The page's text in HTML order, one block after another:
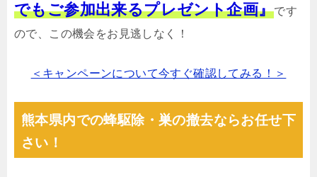
でもご参加出来るプレゼント企画』です
ので、この機会をお見逃しなく！
＜キャンペーンについて今すぐ確認してみる！＞
熊本県内での蜂駆除・巣の撤去ならお任せ下
さい！